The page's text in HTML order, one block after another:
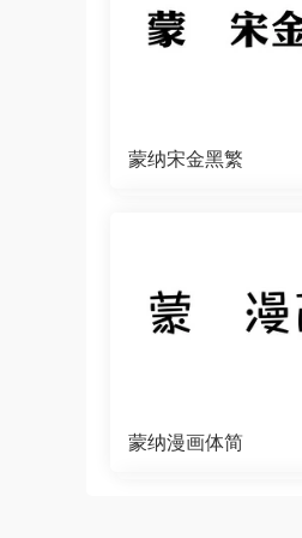
蒙纳宋金黑繁
蒙纳漫画体简